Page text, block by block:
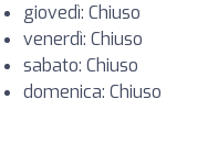
giovedì: Chiuso
venerdì: Chiuso
sabato: Chiuso
domenica: Chiuso